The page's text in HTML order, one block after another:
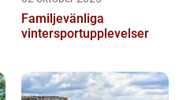
Familjevänliga
vintersportupplevelser